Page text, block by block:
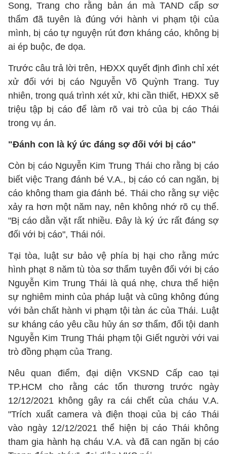
Song, Trang cho rằng bản án mà TAND cấp sơ
thẩm đã tuyên là đúng với hành vi phạm tội của
mình, bị cáo tự nguyện rút đơn kháng cáo, không bị
ai ép buộc, đe dọa.
Trước câu trả lời trên, HĐXX quyết định đình chỉ xét
xử đối với bị cáo Nguyễn Võ Quỳnh Trang. Tuy
nhiên, trong quá trình xét xử, khi cần thiết, HĐXX sẽ
triệu tập bị cáo để làm rõ vai trò của bị cáo Thái
trong vụ án.
"Đánh con là ký ức đáng sợ đối với bị cáo"
Còn bị cáo Nguyễn Kim Trung Thái cho rằng bị cáo
biết việc Trang đánh bé V.A., bị cáo có can ngăn, bị
cáo không tham gia đánh bé. Thái cho rằng sự việc
xảy ra hơn một năm nay, nên không nhớ rõ cụ thể.
"Bị cáo dằn vặt rất nhiều. Đây là ký ức rất đáng sợ
đối với bị cáo", Thái nói.
Tại tòa, luật sư bảo vệ phía bị hại cho rằng mức
hình phạt 8 năm tù tòa sơ thẩm tuyên đối với bị cáo
Nguyễn Kim Trung Thái là quá nhẹ, chưa thể hiện
sự nghiêm minh của pháp luật và cũng không đúng
với bản chất hành vi phạm tội tàn ác của Thái. Luật
sư kháng cáo yêu cầu hủy án sơ thẩm, đổi tội danh
Nguyễn Kim Trung Thái phạm tội Giết người với vai
trò đồng phạm của Trang.
Nêu quan điểm, đại diện VKSND Cấp cao tại
TP.HCM cho rằng các tổn thương trước ngày
12/12/2021 không gây ra cái chết của cháu V.A.
"Trích xuất camera và điện thoại của bị cáo Thái
vào ngày 12/12/2021 thể hiện bị cáo Thái không
tham gia hành hạ cháu V.A. và đã can ngăn bị cáo